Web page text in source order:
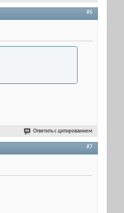
#6
Ответить с цитированием
#7